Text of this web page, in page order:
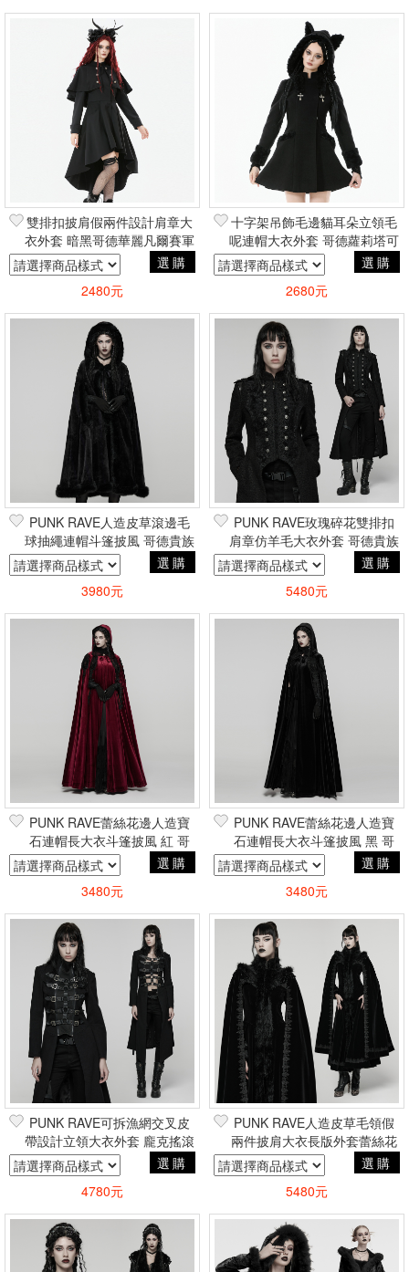
雙排扣披肩假兩件設計肩章大
衣外套 暗黑哥德華麗凡爾賽軍
裝蘿莉塔
選購
2480元
十字架吊飾毛邊貓耳朵立領毛
呢連帽大衣外套 哥德蘿莉塔可
愛二次元風
選購
2680元
PUNK RAVE人造皮草滾邊毛
球抽繩連帽斗篷披風 哥德貴族
巴洛克暗黑吸血鬼選購
3980元
PUNK RAVE玫瑰碎花雙排扣
肩章仿羊毛大衣外套 哥德貴族
凡爾賽帥氣軍裝風選購
5480元
PUNK RAVE蕾絲花邊人造寶
石連帽長大衣斗篷披風 紅 哥
德貴族巴洛克暗黑吸血鬼
選購
3480元
PUNK RAVE蕾絲花邊人造寶
石連帽長大衣斗篷披風 黑 哥
德貴族巴洛克暗黑吸血鬼
選購
3480元
PUNK RAVE可拆漁網交叉皮
帶設計立領大衣外套 龐克搖滾
重金屬帥氣電玩風選購
4780元
PUNK RAVE人造皮草毛領假
兩件披肩大衣長版外套蕾絲花
邊 哥德貴族巴洛克暗黑吸血鬼
選購
5480元